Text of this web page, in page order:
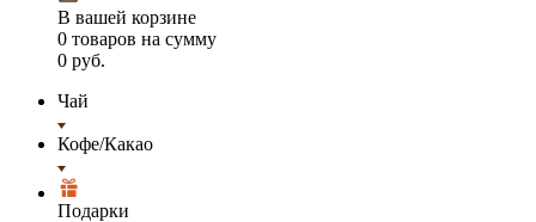
В вашей корзине
0 товаров на сумму
0 руб.
Чай
Кофе/Какао
Подарки